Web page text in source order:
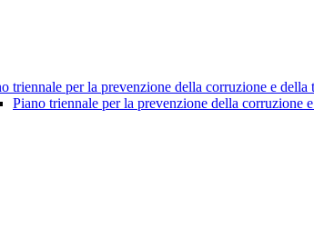
triennale per la prevenzione della corruzione e della
Piano triennale per la prevenzione della corruzione